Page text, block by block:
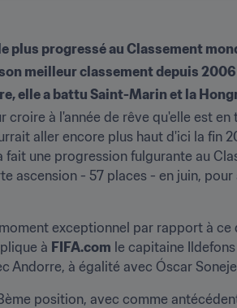
plus progressé au Classement
meilleur classement depuis 2006
elle a battu Saint-Marin et la
à l'année de rêve qu'elle est
aller encore plus haut d'ici la fin
une progression fulgurante au
ascension - 57 places - en juin,
exceptionnel par rapport à
à FIFA.com le capitaine
Andorre, à égalité avec Óscar
position, avec comme